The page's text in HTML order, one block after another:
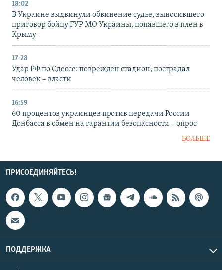
18:02
В Украине выдвинули обвинение судье, выносившего
приговор бойцу ГУР МО Украины, попавшего в плен в
Крыму
17:28
Удар РФ по Одессе: поврежден стадион, пострадал
человек – власти
16:59
60 процентов украинцев против передачи России
Донбасса в обмен на гарантии безопасности – опрос
БОЛЬШЕ
ПРИСОЕДИНЯЙТЕСЬ!
ПОДДЕРЖКА